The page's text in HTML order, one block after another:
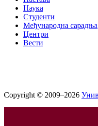
Наука
Студенти
Међународна сарадња
Центри
Вести
Copyright © 2009–2026